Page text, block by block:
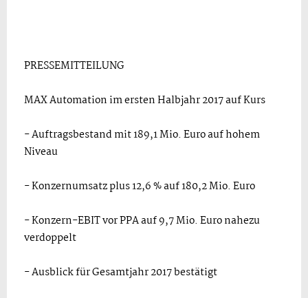
PRESSEMITTEILUNG
MAX Automation im ersten Halbjahr 2017 auf Kurs
- Auftragsbestand mit 189,1 Mio. Euro auf hohem
Niveau
- Konzernumsatz plus 12,6 % auf 180,2 Mio. Euro
- Konzern-EBIT vor PPA auf 9,7 Mio. Euro nahezu
verdoppelt
- Ausblick für Gesamtjahr 2017 bestätigt